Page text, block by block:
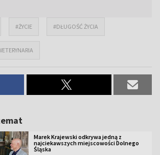
#ŻYCIE #DŁUGOŚĆ ŻYCIA
Marek Krajewski odkrywa jedną z
najciekawszych miejscowości Dolnego
Śląska